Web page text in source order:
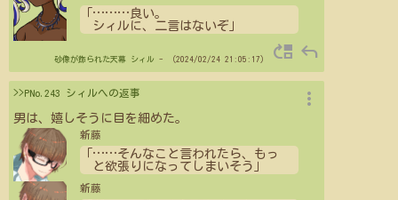
……… 良い。
シィルに、二言はないぞ」
砂像が飾られた天幕 シィル - （2024/02/24 21:05:17） move_up reply
>>PNo.243 シィルへの返事
男は、嬉しそうに目を細めた。
新藤
……そんなこと言われたら、もっ
と欲張りになってしまいそう」
新藤
more_vert